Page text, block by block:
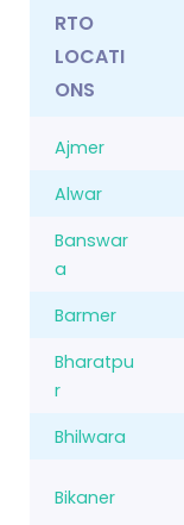
RTO
LOCATI
ONS
Ajmer
Alwar
Banswar
a
Barmer
Bharatpu
r
Bhilwara
Bikaner